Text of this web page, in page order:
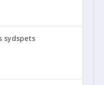
sydspets